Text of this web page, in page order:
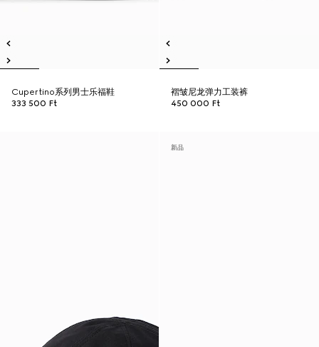
Cupertino系列男士乐福鞋
333 500 Ft
褶皱尼龙弹力工装裤
450 000 Ft
新品